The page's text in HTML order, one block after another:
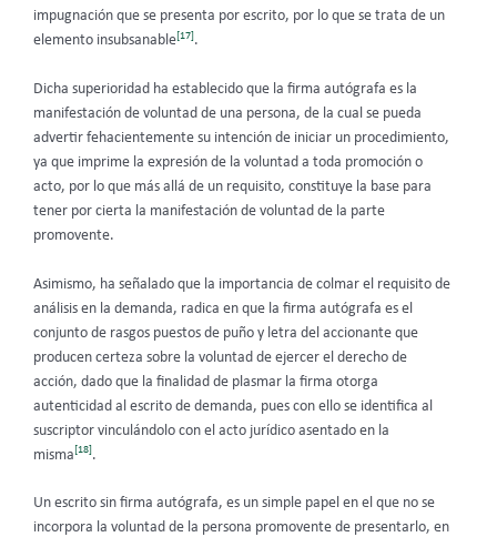
impugnación que se presenta por escrito, por lo que se trata de un
elemento insubsanable[17].
Dicha superioridad ha establecido que la firma autógrafa es la
manifestación de voluntad de una persona, de la cual se pueda
advertir fehacientemente su intención de iniciar un procedimiento,
ya que imprime la expresión de la voluntad a toda promoción o
acto, por lo que más allá de un requisito, constituye la base para
tener por cierta la manifestación de voluntad de la parte
promovente.
Asimismo, ha señalado que la importancia de colmar el requisito de
análisis en la demanda, radica en que la firma autógrafa es el
conjunto de rasgos puestos de puño y letra del accionante que
producen certeza sobre la voluntad de ejercer el derecho de
acción, dado que la finalidad de plasmar la firma otorga
autenticidad al escrito de demanda, pues con ello se identifica al
suscriptor vinculándolo con el acto jurídico asentado en la
misma [18] .
Un escrito sin firma autógrafa, es un simple papel en el que no se
incorpora la voluntad de la persona promovente de presentarlo, en